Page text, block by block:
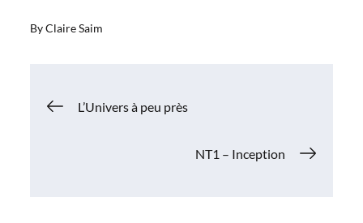
ByClaire Saim
Navigation
L’Univers à peu près
NT1 – Inception